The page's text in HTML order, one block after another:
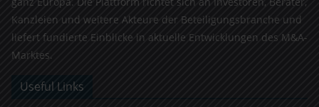
Kanzleien und weitere Akteure der Beteiligungsbranche und
liefert fundierte Einblicke in aktuelle Entwicklungen des M&A-
Marktes.
Useful Links